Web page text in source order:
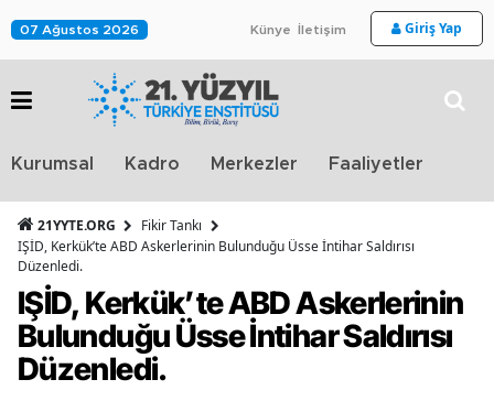
07 Ağustos 2026 Künye İletişim Giriş Yap
Kurumsal Kadro Merkezler Faaliyetler
21YYTE.ORG
Fikir Tankı
IŞİD, Kerkük’te ABD Askerlerinin Bulunduğu Üsse İntihar Saldırısı
Düzenledi.
IŞİD, Kerkük’te ABD Askerlerinin
Bulunduğu Üsse İntihar Saldırısı
Düzenledi.